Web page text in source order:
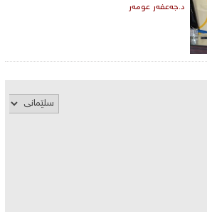
د.جەعفەر عومەر